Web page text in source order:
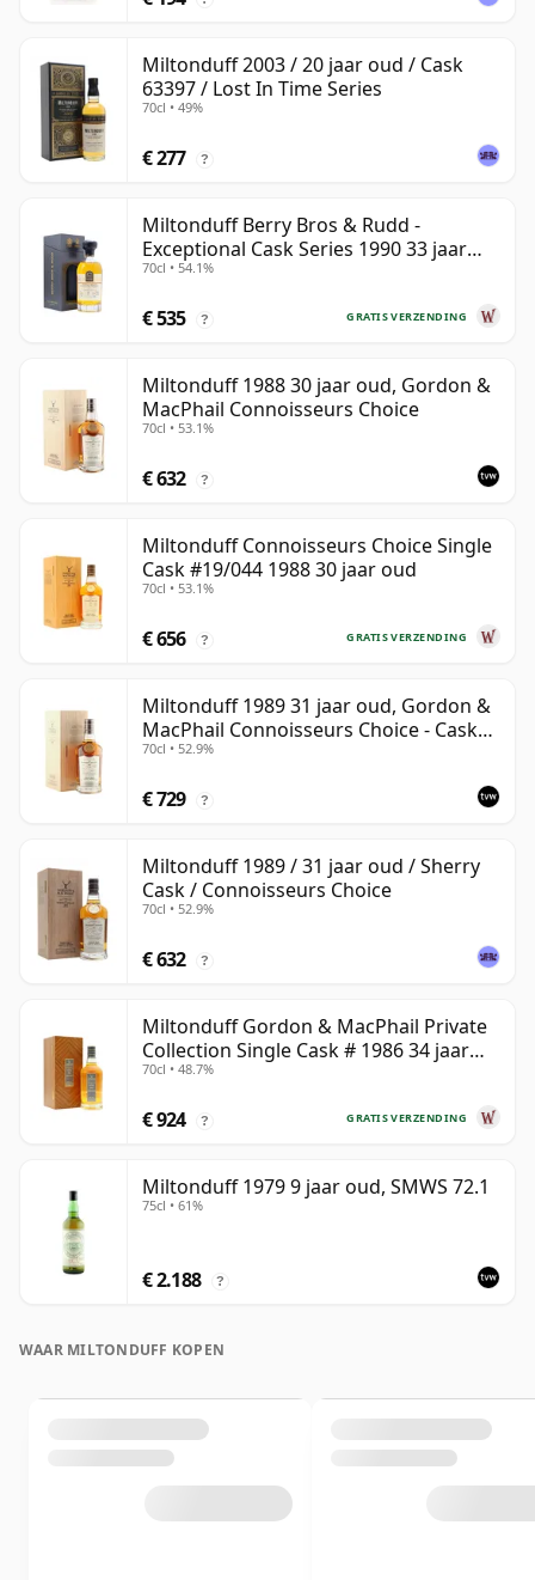
Miltonduff 2003 / 20 jaar oud / Cask
63397 / Lost In Time Series
70cl • 49%
€ 277 ?
Miltonduff Berry Bros & Rudd -
Exceptional Cask Series 1990 33 jaar
oud
70cl • 54.1%
GRATIS VERZENDING
€ 535 ?
Miltonduff 1988 30 jaar oud, Gordon &
MacPhail Connoisseurs Choice
70cl • 53.1%
€ 632 ?
Miltonduff Connoisseurs Choice Single
Cask #19/044 1988 30 jaar oud
70cl • 53.1%
GRATIS VERZENDING
€ 656 ?
Miltonduff 1989 31 jaar oud, Gordon &
MacPhail Connoisseurs Choice - Cask
10224
70cl • 52.9%
€ 729 ?
Miltonduff 1989 / 31 jaar oud / Sherry
Cask / Connoisseurs Choice
70cl • 52.9%
€ 632 ?
Miltonduff Gordon & MacPhail Private
Collection Single Cask # 1986 34 jaar
oud
70cl • 48.7%
GRATIS VERZENDING
€ 924 ?
Miltonduff 1979 9 jaar oud, SMWS 72.1
75cl • 61%
€ 2.188 ?
WAAR MILTONDUFF KOPEN